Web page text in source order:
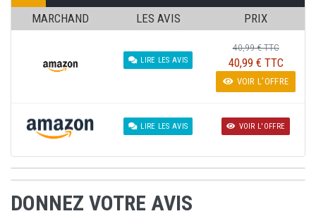
MARCHAND LES AVIS PRIX
LIRE LES AVIS
40,99 € TTC
40,99 € TTC
VOIR L’OFFRE
LIRE LES AVIS VOIR L'OFFRE
DONNEZ VOTRE AVIS